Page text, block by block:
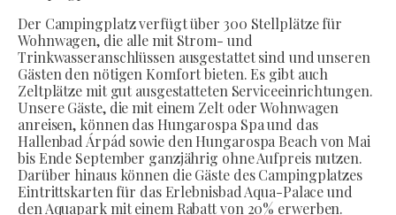
Der Campingplatz verfügt über 300 Stellplätze für
Wohnwagen, die alle mit Strom- und
Trinkwasseranschlüssen ausgestattet sind und unseren
Gästen den nötigen Komfort bieten. Es gibt auch
Zeltplätze mit gut ausgestatteten Serviceeinrichtungen.
Unsere Gäste, die mit einem Zelt oder Wohnwagen
anreisen, können das Hungarospa Spa und das
Hallenbad Árpád sowie den Hungarospa Beach von Mai
bis Ende September ganzjährig ohne Aufpreis nutzen.
Darüber hinaus können die Gäste des Campingplatzes
Eintrittskarten für das Erlebnisbad Aqua-Palace und
den Aquapark mit einem Rabatt von 20% erwerben.